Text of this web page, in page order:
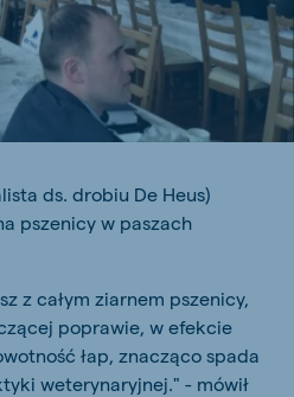
ds. drobiu De Heus)
pszenicy w paszach
z całym ziarnem pszenicy,
poprawie, w efekcie
łap, znacząco spada
weterynaryjnej." - mówił